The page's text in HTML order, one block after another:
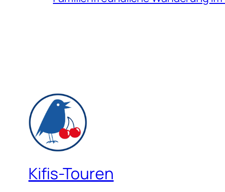
Kifis-Touren